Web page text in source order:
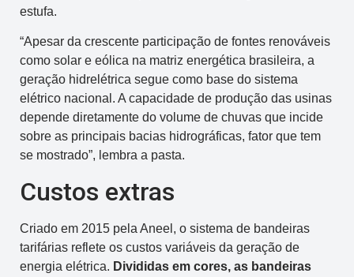
estufa.
“Apesar da crescente participação de fontes renováveis
como solar e eólica na matriz energética brasileira, a
geração hidrelétrica segue como base do sistema
elétrico nacional. A capacidade de produção das usinas
depende diretamente do volume de chuvas que incide
sobre as principais bacias hidrográficas, fator que tem
se mostrado”, lembra a pasta.
Custos extras
Criado em 2015 pela Aneel, o sistema de bandeiras
tarifárias reflete os custos variáveis da geração de
energia elétrica. Divididas em cores, as bandeiras